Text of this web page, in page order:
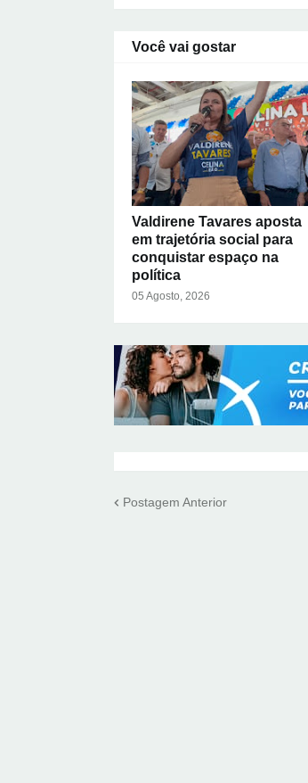
Você vai gostar
Valdirene Tavares aposta
em trajetória social para
conquistar espaço na
política
05 Agosto, 2026
Postagem Anterior